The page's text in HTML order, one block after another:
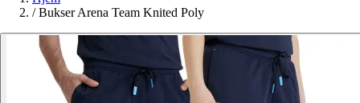
/ Bukser Arena Team Knited Poly